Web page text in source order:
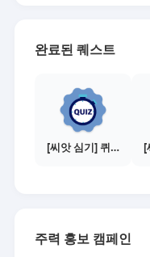
완료된 퀘스트
[씨앗 심기] 퀴즈 참여하기
주력 홍보 캠페인